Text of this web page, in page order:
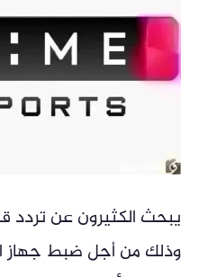
يبحث الكثيرون عن تردد
وذلك من أجل ضبط جهاز